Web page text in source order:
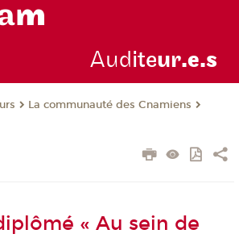
Auditeur.e.s
La communauté des Cnamiens
« Au sein de